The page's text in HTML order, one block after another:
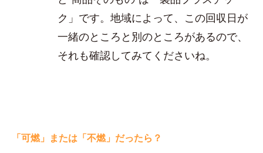
ク」です。地域によって、この回収日が
一緒のところと別のところがあるので、
それも確認してみてくださいね。
「可燃」または「不燃」だったら？